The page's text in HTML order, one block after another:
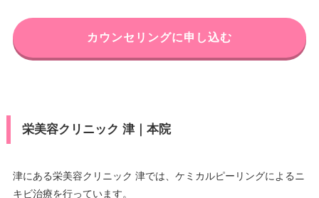
カウンセリングに申し込む
栄美容クリニック 津｜本院
津にある栄美容クリニック 津では、ケミカルピーリングによるニ
キビ治療を行っています。